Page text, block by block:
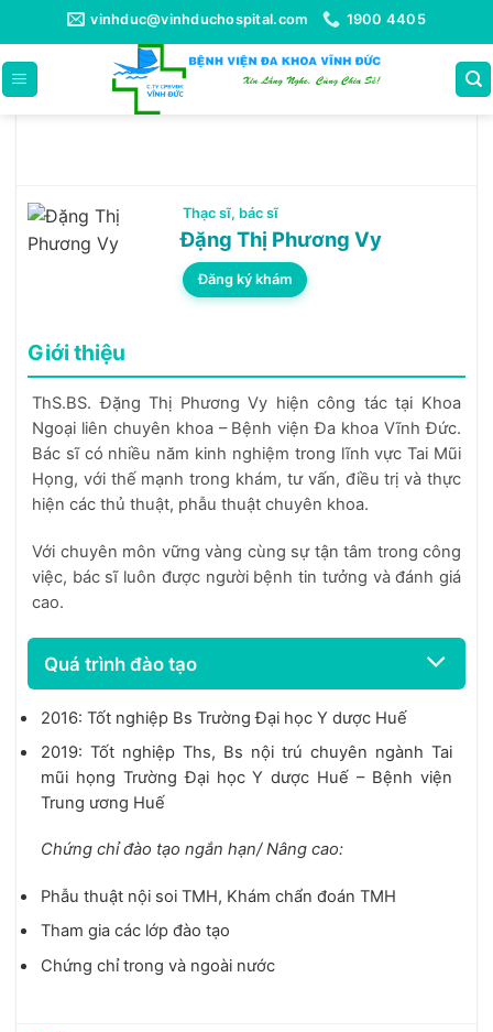
qua
nội
dung
vinhduc@vinhduchospital.com 1900 4405
Thạc sĩ, bác sĩ
Đặng Thị Phương Vy
Đăng ký khám
Giới thiệu
ThS.BS. Đặng Thị Phương Vy hiện công tác tại Khoa
Ngoại liên chuyên khoa – Bệnh viện Đa khoa Vĩnh Đức.
Bác sĩ có nhiều năm kinh nghiệm trong lĩnh vực Tai Mũi
Họng, với thế mạnh trong khám, tư vấn, điều trị và thực
hiện các thủ thuật, phẫu thuật chuyên khoa.
Với chuyên môn vững vàng cùng sự tận tâm trong công
việc, bác sĩ luôn được người bệnh tin tưởng và đánh giá
cao.
Quá trình đào tạo
2016: Tốt nghiệp Bs Trường Đại học Y dược Huế
2019: Tốt nghiệp Ths, Bs nội trú chuyên ngành Tai
mũi họng Trường Đại học Y dược Huế – Bệnh viện
Trung ương Huế
Chứng chỉ đào tạo ngắn hạn/ Nâng cao:
Phẫu thuật nội soi TMH, Khám chẩn đoán TMH
Tham gia các lớp đào tạo
Chứng chỉ trong và ngoài nước